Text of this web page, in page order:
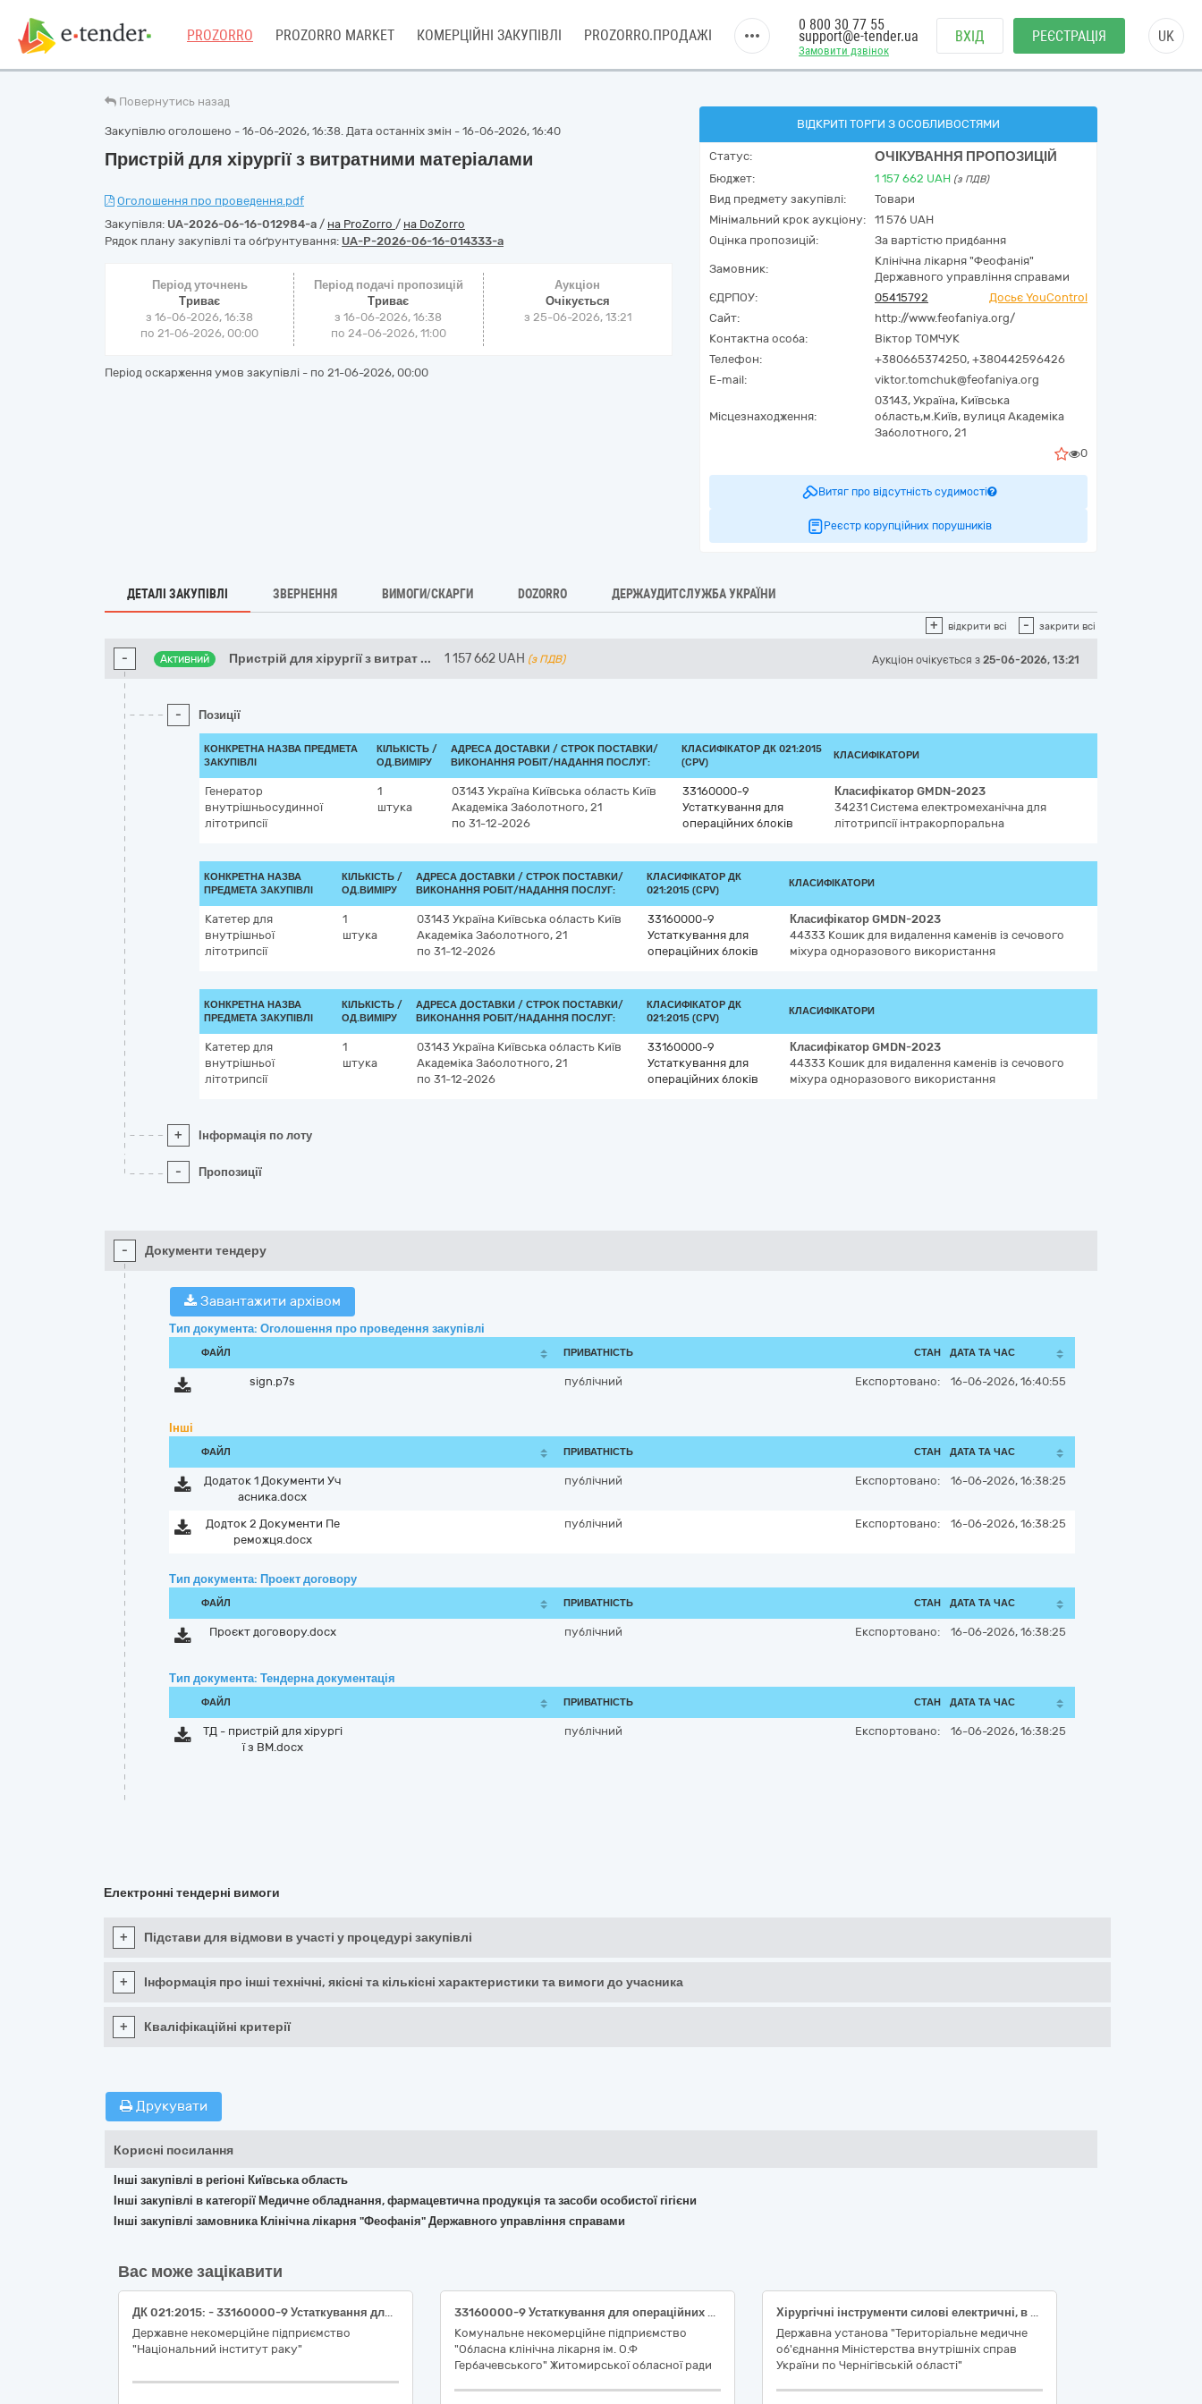
PROZORRO PROZORRO MARKET КОМЕРЦІЙНІ ЗАКУПІВЛІ PROZORRO.ПРОДАЖІ
Замовити дзвінок
0 800 30 77 55
support@e-tender.ua ВХІД РЕЄСТРАЦІЯ UK
Повернутись назад
Закупівлю оголошено - 16-06-2026, 16:38. Дата останніх змін - 16-06-2026, 16:40
Пристрій для хірургії з витратними матеріалами
Оголошення про проведення.pdf
Закупівля: UA-2026-06-16-012984-a / на ProZorro / на DoZorro
Рядок плану закупівлі та обґрунтування: UA-P-2026-06-16-014333-a
Період уточнень
Триває
з 16-06-2026, 16:38
по 21-06-2026, 00:00
Період подачі пропозицій
Триває
з 16-06-2026, 16:38
по 24-06-2026, 11:00
Аукціон
Очікується
з 25-06-2026, 13:21
Період оскарження умов закупівлі - по 21-06-2026, 00:00
ВІДКРИТІ ТОРГИ З ОСОБЛИВОСТЯМИ
Статус: ОЧІКУВАННЯ ПРОПОЗИЦІЙ
Бюджет: 1 157 662 UAH (з ПДВ)
Вид предмету закупівлі:
Товари
Мінімальний крок аукціону:
11 576 UAH
Оцінка пропозицій:
За вартістю придбання
Замовник:
Клінічна лікарня "Феофанія"
Державного управління справами
ЄДРПОУ:
05415792
Досьє YouControl
Сайт:
http://www.feofaniya.org/
Контактна особа:
Віктор ТОМЧУК
Телефон:
+380665374250, +380442596426
E-mail:
viktor.tomchuk@feofaniya.org
Місцезнаходження:
03143, Україна, Київська
область,м.Київ, вулиця Академіка
Заболотного, 21
0
Витяг про відсутність судимості
Реєстр корупційних порушників
ДЕТАЛІ ЗАКУПІВЛІ ЗВЕРНЕННЯ ВИМОГИ/СКАРГИ DOZORRO ДЕРЖАУДИТСЛУЖБА УКРАЇНИ
+ відкрити всі - закрити всі
- Активний Пристрій для хірургії з витрат ... 1 157 662 UAH (з ПДВ) Аукціон очікується з 25-06-2026, 13:21
- Позиції
КОНКРЕТНА НАЗВА ПРЕДМЕТА
ЗАКУПІВЛІ
КІЛЬКІСТЬ /
ОД.ВИМІРУ
АДРЕСА ДОСТАВКИ / СТРОК ПОСТАВКИ/
ВИКОНАННЯ РОБІТ/НАДАННЯ ПОСЛУГ:
КЛАСИФІКАТОР ДК 021:2015
(CPV)
КЛАСИФІКАТОРИ
Генератор
внутрішньосудинної
літотрипсії
1
штука
03143 Україна Київська область Київ
Академіка Заболотного, 21
по 31-12-2026
33160000-9
Устаткування для
операційних блоків
Класифікатор GMDN-2023
34231 Система електромеханічна для
літотрипсії інтракорпоральна
КОНКРЕТНА НАЗВА
ПРЕДМЕТА ЗАКУПІВЛІ
КІЛЬКІСТЬ /
ОД.ВИМІРУ
АДРЕСА ДОСТАВКИ / СТРОК ПОСТАВКИ/
ВИКОНАННЯ РОБІТ/НАДАННЯ ПОСЛУГ:
КЛАСИФІКАТОР ДК
021:2015 (CPV)
КЛАСИФІКАТОРИ
Катетер для
внутрішньої
літотрипсії
1
штука
03143 Україна Київська область Київ
Академіка Заболотного, 21
по 31-12-2026
33160000-9
Устаткування для
операційних блоків
Класифікатор GMDN-2023
44333 Кошик для видалення каменів із сечового
міхура одноразового використання
КОНКРЕТНА НАЗВА
ПРЕДМЕТА ЗАКУПІВЛІ
КІЛЬКІСТЬ /
ОД.ВИМІРУ
АДРЕСА ДОСТАВКИ / СТРОК ПОСТАВКИ/
ВИКОНАННЯ РОБІТ/НАДАННЯ ПОСЛУГ:
КЛАСИФІКАТОР ДК
021:2015 (CPV)
КЛАСИФІКАТОРИ
Катетер для
внутрішньої
літотрипсії
1
штука
03143 Україна Київська область Київ
Академіка Заболотного, 21
по 31-12-2026
33160000-9
Устаткування для
операційних блоків
Класифікатор GMDN-2023
44333 Кошик для видалення каменів із сечового
міхура одноразового використання
+ Інформація по лоту
- Пропозиції
- Документи тендеру
Завантажити архівом
Тип документа: Оголошення про проведення закупівлі
ФАЙЛ ПРИВАТНІСТЬ СТАН ДАТА ТА ЧАС
sign.p7s публічний Експортовано: 16-06-2026, 16:40:55
Інші
ФАЙЛ ПРИВАТНІСТЬ СТАН ДАТА ТА ЧАС
Додаток 1 Документи Уч
асника.docx
публічний Експортовано: 16-06-2026, 16:38:25
Додток 2 Документи Пе
реможця.docx
публічний Експортовано: 16-06-2026, 16:38:25
Тип документа: Проект договору
ФАЙЛ ПРИВАТНІСТЬ СТАН ДАТА ТА ЧАС
Проєкт договору.docx публічний Експортовано: 16-06-2026, 16:38:25
Тип документа: Тендерна документація
ФАЙЛ ПРИВАТНІСТЬ СТАН ДАТА ТА ЧАС
ТД - пристрій для хірургі
ї з ВМ.docx
публічний Експортовано: 16-06-2026, 16:38:25
Електронні тендерні вимоги
+ Підстави для відмови в участі у процедурі закупівлі
+ Інформація про інші технічні, якісні та кількісні характеристики та вимоги до учасника
+ Кваліфікаційні критерії
Друкувати
Корисні посилання
Інші закупівлі в регіоні Київська область
Інші закупівлі в категорії Медичне обладнання, фармацевтична продукція та засоби особистої гігієни
Інші закупівлі замовника Клінічна лікарня "Феофанія" Державного управління справами
Вас може зацікавити
ДК 021:2015: - 33160000-9 Устаткування для операційних блоків (Троакар 12 мм з фіксацією, багаторазового використання, безпечний)
Державне некомерційне підприємство
"Національний інститут раку"
33160000-9 Устаткування для операційних блоків (Медична ендоскопічна система для малоінвазивних хірургічних втручань)
Комунальне некомерційне підприємство
"Обласна клінічна лікарня ім. О.Ф
Гербачевського" Житомирської обласної ради
Хірургічні інструменти силові електричні, в комплекті (код ДК 021:2015: 33160000-9 Устаткування для операційних блоків) (код за НК 031:2024: Z12130503 – ДРИЛІ ДЛЯ ОРТОПЕДИЧНОЇ ХІРУРГІЇ; код за НК 024:2023: 37867 Насадка для хірургічної дрилі з живленням від акумуляторної батареї)
Державна установа "Територіальне медичне
об'єднання Міністерства внутрішніх справ
України по Чернігівській області"